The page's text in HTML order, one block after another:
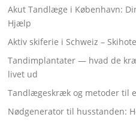
Akut Tandlæge i København:
Hjælp
Aktiv skiferie i Schweiz –
Tandimplantater — hvad de
livet ud
Tandlægeskræk og metoder til
Nødgenerator til husstanden: